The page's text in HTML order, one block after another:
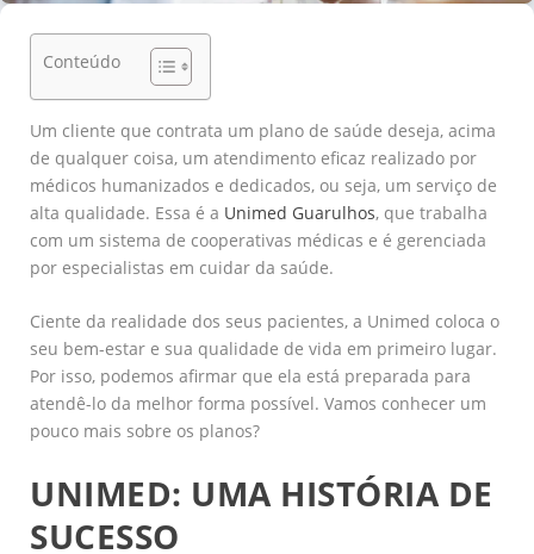
Conteúdo
Um cliente que contrata um plano de saúde deseja, acima
de qualquer coisa, um atendimento eficaz realizado por
médicos humanizados e dedicados, ou seja, um serviço de
alta qualidade. Essa é a Unimed Guarulhos, que trabalha
com um sistema de cooperativas médicas e é gerenciada
por especialistas em cuidar da saúde.
Ciente da realidade dos seus pacientes, a Unimed coloca o
seu bem-estar e sua qualidade de vida em primeiro lugar.
Por isso, podemos afirmar que ela está preparada para
atendê-lo da melhor forma possível. Vamos conhecer um
pouco mais sobre os planos?
UNIMED: UMA HISTÓRIA DE
SUCESSO